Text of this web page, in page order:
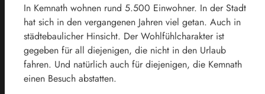
In Kemnath wohnen rund 5.500 Einwohner. In der Stadt
hat sich in den vergangenen Jahren viel getan. Auch in
städtebaulicher Hinsicht. Der Wohlfühlcharakter ist
gegeben für all diejenigen, die nicht in den Urlaub
fahren. Und natürlich auch für diejenigen, die Kemnath
einen Besuch abstatten.